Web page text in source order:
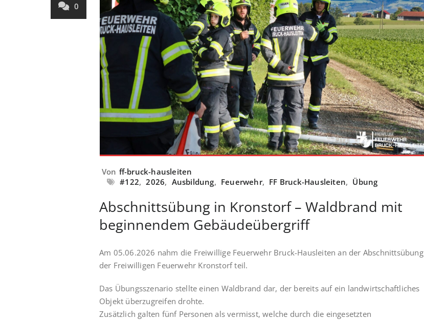
0
Von ff-bruck-hausleiten
#122, 2026, Ausbildung, Feuerwehr, FF Bruck-Hausleiten, Übung
Abschnittsübung in Kronstorf – Waldbrand mit
beginnendem Gebäudeübergriff
Am 05.06.2026 nahm die Freiwillige Feuerwehr Bruck-Hausleiten an der Abschnittsübung
der Freiwilligen Feuerwehr Kronstorf teil.
Das Übungsszenario stellte einen Waldbrand dar, der bereits auf ein landwirtschaftliches
Objekt überzugreifen drohte.
Zusätzlich galten fünf Personen als vermisst, welche durch die eingesetzten